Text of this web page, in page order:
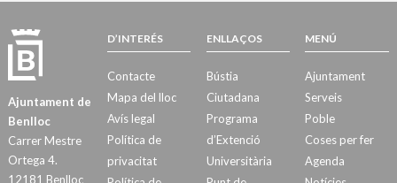
Ajuntament de
Benlloc
Carrer Mestre
Ortega 4.
12181 Benlloc
D’INTERÉS
Contacte
Mapa del lloc
Avís legal
Política de
privacitat
ENLLAÇOS
Bústia
Ciutadana
Programa
d’Extenció
Universitària
MENÚ
Ajuntament
Serveis
Poble
Coses per fer
Agenda